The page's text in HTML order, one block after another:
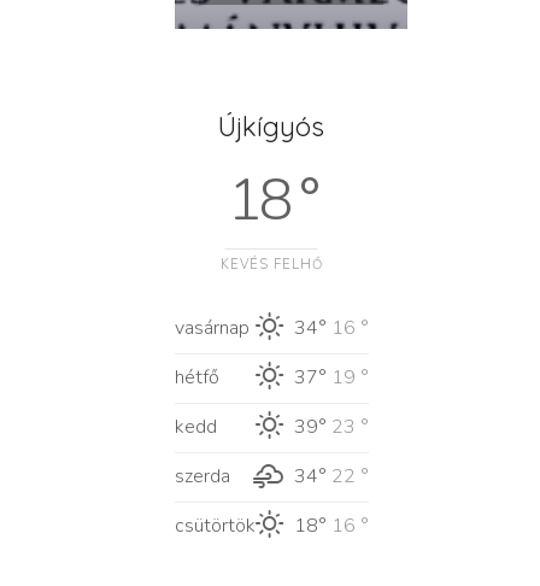
Újkígyós
18 °
KEVÉS FELHŐ
vasárnap 34° 16 °
hétfő
37° 19 °
kedd
39° 23 °
szerda
34° 22 °
csütörtök
18° 16 °